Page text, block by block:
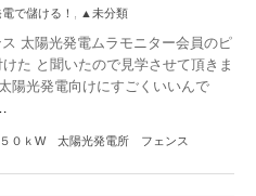
で儲ける！ ▲未分類
太陽光発電ムラモニター会員のピ
た と聞いたので見学させて頂きま
陽光発電向けにすごくいいんで
５０ｋW 太陽光発電所 フェンス